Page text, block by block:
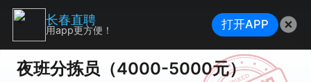
夜班分拣员（4000-5000元）
长春直聘
用app更方便！ 打开APP